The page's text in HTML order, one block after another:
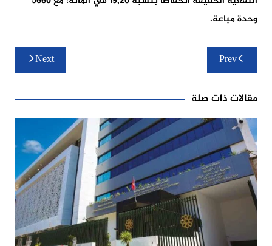
وحدة مباعة.
تصفّح
المقالات
Prev
Next
مقالات ذات صلة